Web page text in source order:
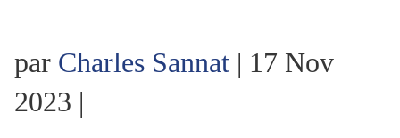
par Charles Sannat | 17 Nov
2023 |